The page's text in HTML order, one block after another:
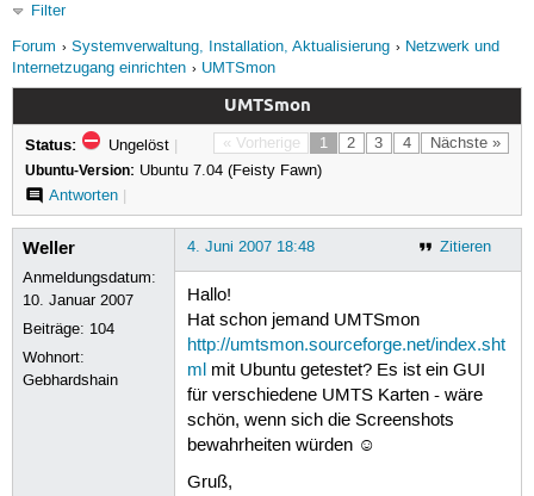
Filter
Forum
Systemverwaltung, Installation, Aktualisierung
Netzwerk und
Internetzugang einrichten
UMTSmon
UMTSmon
« Vorherige 1 2 3 4 Nächste »
Status: Ungelöst |
Ubuntu-Version: Ubuntu 7.04 (Feisty Fawn)
Antworten|
Weller
Anmeldungsdatum:
10. Januar 2007
Beiträge: 104
Wohnort:
Gebhardshain
Zitieren
4. Juni 2007 18:48
Hallo!
Hat schon jemand UMTSmon
http://umtsmon.sourceforge.net/index.sht
mlmit Ubuntu getestet? Es ist ein GUI
für verschiedene UMTS Karten - wäre
schön, wenn sich die Screenshots
bewahrheiten würden ☺
Gruß,